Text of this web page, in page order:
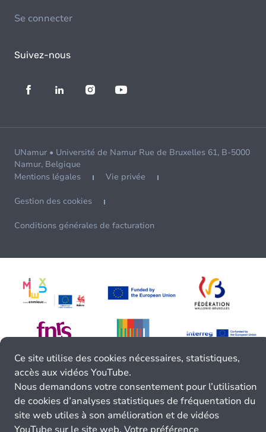
Se connecter
Suivez-nous
UNamur • Université de Namur Rue de Bruxelles 61, B-5000
Namur, Belgique
Mentions légales
Vie privée
Gestion des cookies
Conditions générales de facturation
Ce site utilise des cookies nécessaires, statistiques,
accès aux vidéos YouTube.
Nous demandons votre consentement pour l’utilisation
de cookies d’analyses statistiques de fréquentation du
site web utiles à son amélioration et de vidéos